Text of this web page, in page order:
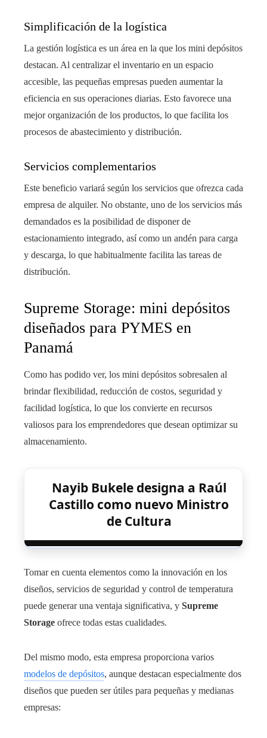
Simplificación de la logística
La gestión logística es un área en la que los mini depósitos
destacan. Al centralizar el inventario en un espacio
accesible, las pequeñas empresas pueden aumentar la
eficiencia en sus operaciones diarias. Esto favorece una
mejor organización de los productos, lo que facilita los
procesos de abastecimiento y distribución.
Servicios complementarios
Este beneficio variará según los servicios que ofrezca cada
empresa de alquiler. No obstante, uno de los servicios más
demandados es la posibilidad de disponer de
estacionamiento integrado, así como un andén para carga
y descarga, lo que habitualmente facilita las tareas de
distribución.
Supreme Storage: mini depósitos
diseñados para PYMES en
Panamá
Como has podido ver, los mini depósitos sobresalen al
brindar flexibilidad, reducción de costos, seguridad y
facilidad logística, lo que los convierte en recursos
valiosos para los emprendedores que desean optimizar su
almacenamiento.
Nayib Bukele designa a Raúl
Castillo como nuevo Ministro
de Cultura
Tomar en cuenta elementos como la innovación en los
diseños, servicios de seguridad y control de temperatura
puede generar una ventaja significativa, y Supreme
Storage ofrece todas estas cualidades.
Del mismo modo, esta empresa proporciona varios
modelos de depósitos, aunque destacan especialmente dos
diseños que pueden ser útiles para pequeñas y medianas
empresas: